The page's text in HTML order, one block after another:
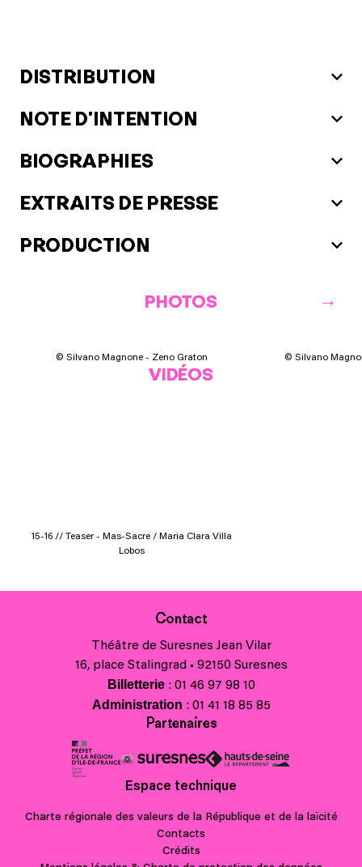
DISTRIBUTION
NOTE D'INTENTION
BIOGRAPHIES
EXTRAITS DE PRESSE
PRODUCTION
PHOTOS
© Silvano Magnone - Zeno Graton © Silvano
VIDÉOS
15-16 // Teaser - Mas-Sacre / Maria Clara Villa
Lobos
Contact
Théâtre de Suresnes Jean Vilar
16, place Stalingrad • 92150 Suresnes
Billetterie: 01 46 97 98 10
Administration : 01 41 18 85 85
Partenaires
Espace technique
Charte régionale des valeurs de la République et de la laïcité
Contacts
Crédits